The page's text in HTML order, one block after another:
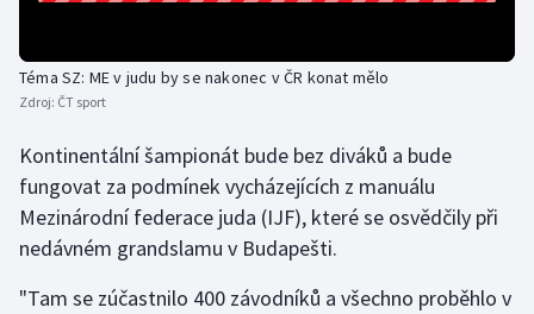
Judo
Lezení
Lyže a snowboard
Moderní pětiboj
Téma SZ: ME v judu by se nakonec v ČR konat mělo
Zdroj: ČT sport
Kontinentální šampionát bude bez diváků a bude
fungovat za podmínek vycházejících z manuálu
Mezinárodní federace juda (IJF), které se osvědčily při
nedávném grandslamu v Budapešti.
"Tam se zúčastnilo 400 závodníků a všechno proběhlo v